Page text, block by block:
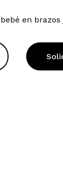
en